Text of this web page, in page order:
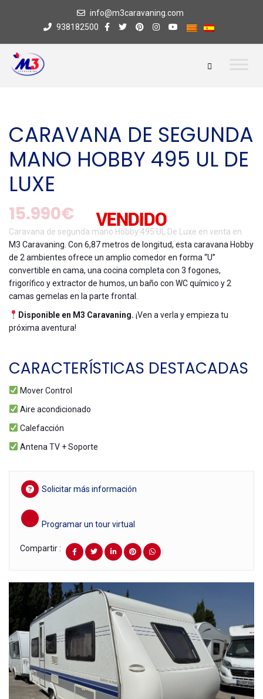
info@m3caravaning.com
938182500
CARAVANA DE SEGUNDA
MANO HOBBY 495 UL DE
LUXE
15.990€
Caravana de segunda mano Hobby 495 UL De Luxe en venta en
M3 Caravaning. Con 6,87 metros de longitud, esta caravana Hobby
de 2 ambientes ofrece un amplio comedor en forma “U”
convertible en cama, una cocina completa con 3 fogones,
frigorífico y extractor de humos, un baño con WC químico y 2
camas gemelas en la parte frontal.
Disponible en M3 Caravaning. ¡Ven a verla y empieza tu
próxima aventura!
CARACTERÍSTICAS DESTACADAS
Mover Control
Aire acondicionado
Calefacción
Antena TV + Soporte
Solicitar más información
Programar un tour virtual
Compartir :